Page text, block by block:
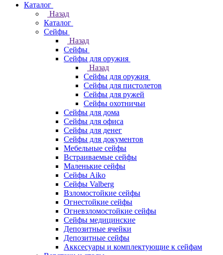
Каталог
Назад
Каталог
Cейфы
Назад
Cейфы
Cейфы для оружия
Назад
Cейфы для оружия
Сейфы для пистолетов
Сейфы для ружей
Сейфы охотничьи
Cейфы для дома
Cейфы для офиса
Сейфы для денег
Сейфы для документов
Мебельные сейфы
Встраиваемые сейфы
Маленькие сейфы
Сейфы Aiko
Сейфы Valberg
Взломостойкие сейфы
Огнестойкие сейфы
Огневзломостойкие сейфы
Сейфы медицинские
Депозитные ячейки
Депозитные сейфы
Акксесуары и комплектующие к сейфам